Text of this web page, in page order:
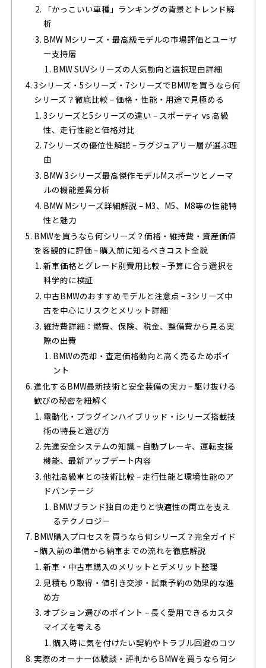
「かっこいい車種」ランキングの背景とトレンド解
析
BMW Mシリーズ・最高級モデルの市場評価とユーザ
ー支持層
BMW SUVシリーズの人気動向と選択理由詳細
3シリーズ・5シリーズ・7シリーズでBMWを買うなら何
シリーズ？徹底比較 – 価格・性能・用途で見極める
3シリーズと5シリーズの違い – スポーティ vs 高級
性、走行性能と価格対比
7シリーズの優位性解説 – ラグジュアリー層が選ぶ理
由
BMW 3シリーズ最高傑作モデルMスポーツとノーマ
ルの機能差異分析
BMW Mシリーズ詳細解説 – M3、M5、M8等の性能特
性と魅力
BMWを買うなら何シリーズ？価格・維持費・資産価値
を客観的に評価 – 購入前に知るべきコスト全貌
新車価格とグレード別費用比較 – 予算に合う選択を
科学的に検証
中古BMWのおすすめモデルと注意点 – 3シリーズ中
古を中心にリスクとメリット詳細
維持費詳細：燃費、保険、税金、整備費から見る実
際の出費
BMWの売却・査定価格動向と高く売るためポイ
ント
進化するBMW最新技術と安全装備の実力 – 駆け抜ける
歓びの秘密を紐解く
電動化・プラグインハイブリッド・iシリーズ搭載技
術の特長と選び方
先進安全システムの知識 – 自動ブレーキ、運転支援
機能、最新アップデート内容
他社高級車との技術比較 – 走行性能と環境性能のア
ドバンテージ
BMWブランド独自の走りと快適性の両立を支え
るテクノロジー
BMW購入プロセスを買うなら何シリーズ？完全ガイド
– 購入前の準備から納車までの流れを徹底解説
新車・中古車購入のメリットとデメリット整理
見積もり取得・値引き交渉・試乗予約の効果的な進
め方
オプション選びのポイント – 長く愛用できるカスタ
マイズを考える
購入時に気を付けたい契約やトラブル回避のコツ
実際のオーナー体験談・評判からBMWを買うなら何シ